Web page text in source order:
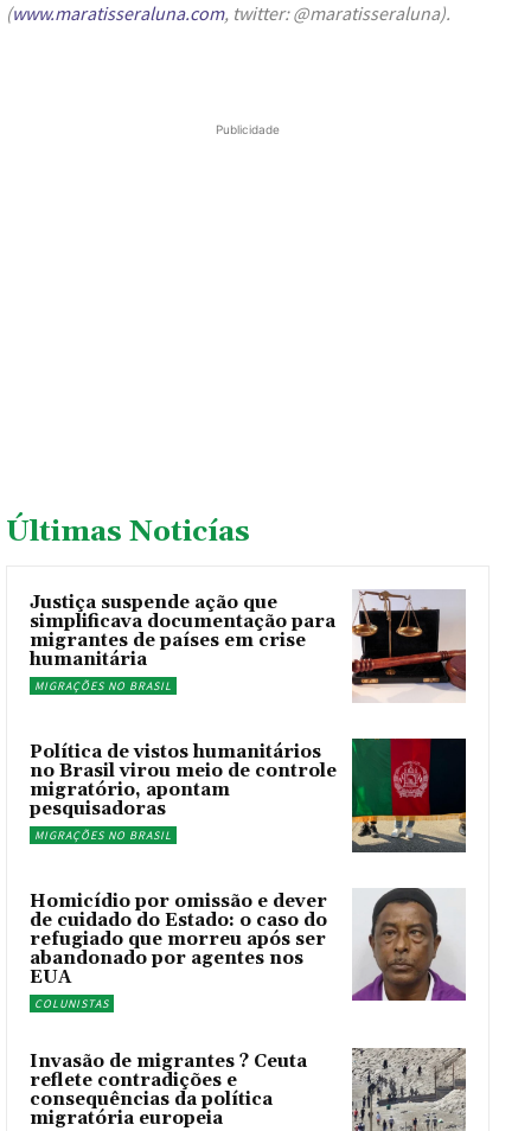
(www.maratisseraluna.com, twitter: @maratisseraluna).
Publicidade
Últimas Noticías
Justiça suspende ação que
simplificava documentação para
migrantes de países em crise
humanitária
MIGRAÇÕES NO BRASIL
Política de vistos humanitários
no Brasil virou meio de controle
migratório, apontam
pesquisadoras
MIGRAÇÕES NO BRASIL
Homicídio por omissão e dever
de cuidado do Estado: o caso do
refugiado que morreu após ser
abandonado por agentes nos
EUA
COLUNISTAS
Invasão de migrantes ? Ceuta
reflete contradições e
consequências da política
migratória europeia